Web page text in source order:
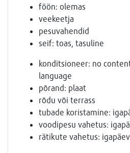
föön: olemas
veekeetja
pesuvahendid
seif: toas, tasuline
konditsioneer: no
language
põrand: plaat
rõdu või terrass
tubade koristamine:
voodipesu vahetus:
rätikute vahetus: